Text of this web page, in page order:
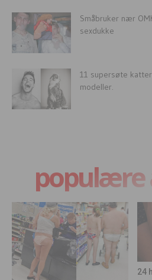
Småbruker nær
sexdukke
11 supersøte
modeller.
populære
24